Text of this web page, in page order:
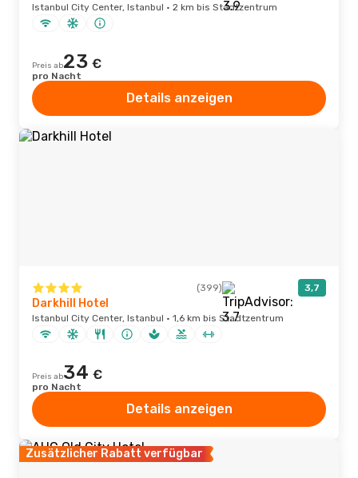
Istanbul City Center, Istanbul · 2 km bis Stadtzentrum
Preis ab23 €
pro Nacht
Details anzeigen
(399) 3,7
Darkhill Hotel
Istanbul City Center, Istanbul · 1,6 km bis Stadtzentrum
Preis ab34 €
pro Nacht
Details anzeigen
Zusätzlicher Rabatt verfügbar